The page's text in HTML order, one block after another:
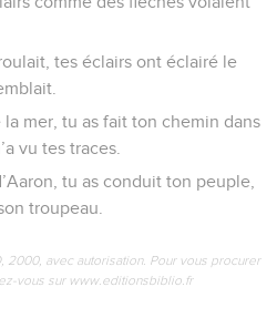
tes éclairs ont éclairé le
mer, tu as fait ton chemin dans
vu tes traces.
tu as conduit ton peuple,
troupeau.
2000, avec autorisation. Pour vous procurer
vous sur www.editionsbiblio.fr